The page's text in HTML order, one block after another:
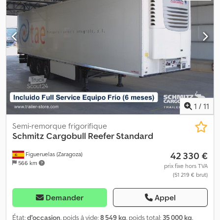
construction:
, Équipement:ABS
Poids à vide : 8 876 kg, poids total autorisé : 42 000 kg,
compartiment de chargement (L l h) : 13 403 mm x 2 490 mm x 2
650 mm, dimension des pneus : 385/65 R22.5, volume utile : 88 m³,
essieu avant : , 2e essieu : , 3e essieu : , suspension pneumatique,
protection anti-encastrement, bogie, système de freinage
électronique (EBS), arrimages pour ferry, double étage, prise de
raccordement 1x15 et 2x7 broches, système anti-projection,
système télématique, bras ampliroll, WSM000005228254,
référence interne : 5495022. Codpfx Aeydf H Ajfisrf
1 / 11
Figueruelas (Zaragoza)
566 km
Semi-remorque frigorifique
Schmitz Cargobull Reefer Standard
42 330 €
prix fixe hors TVA
(51 219 € brut)
Demander Appel
État:d'occasion, poids à vide:8 549 kg, poids total: 35 000 kg,